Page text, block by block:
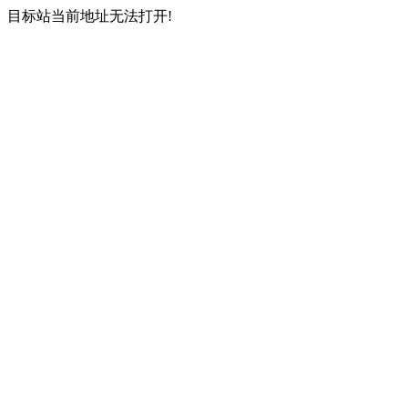
目标站当前地址无法打开!